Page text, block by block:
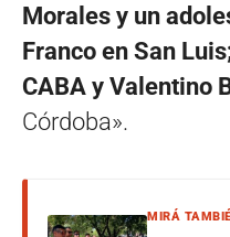
Morales y un
Franco en San
CABA y Valentino
Córdoba».
MIRÁ